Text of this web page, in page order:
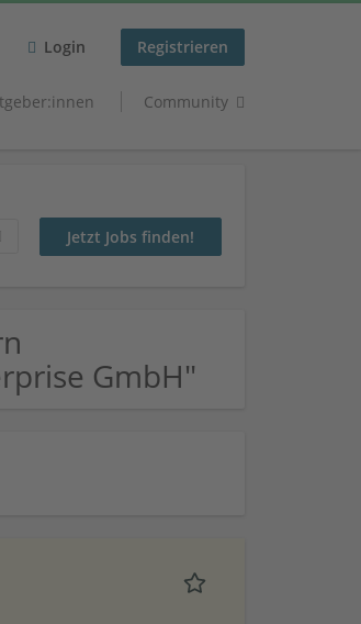
Login Registrieren
Community
GmbH"